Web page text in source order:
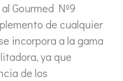
Gourmed Nº9
de cualquier
incorpora a la gama
ya que
de los